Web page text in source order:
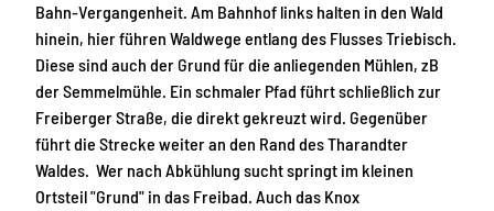
Bahn-Vergangenheit. Am Bahnhof links halten in den Wald
hinein, hier führen Waldwege entlang des Flusses Triebisch.
Diese sind auch der Grund für die anliegenden Mühlen, zB
der Semmelmühle. Ein schmaler Pfad führt schließlich zur
Freiberger Straße, die direkt gekreuzt wird. Gegenüber
führt die Strecke weiter an den Rand des Tharandter
Waldes. Wer nach Abkühlung sucht springt im kleinen
Ortsteil "Grund" in das Freibad. Auch das Knox